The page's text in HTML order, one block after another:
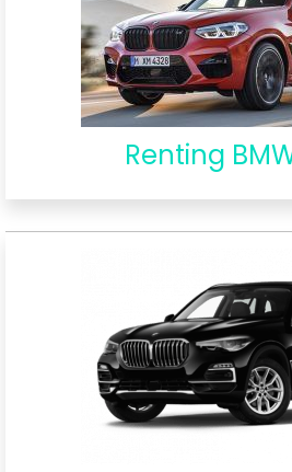
Renting